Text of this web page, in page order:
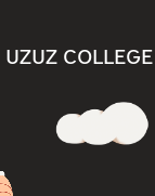
人向け）
向け）
く表記
ンク